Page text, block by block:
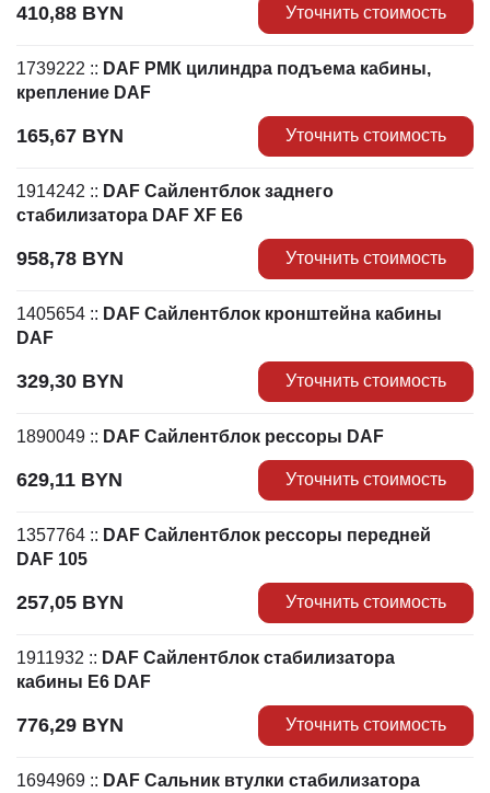
410,88 BYN Уточнить стоимость
1739222 :: DAF РМК цилиндра подъема кабины,
крепление DAF
165,67 BYN Уточнить стоимость
1914242 :: DAF Сайлентблок заднего
стабилизатора DAF XF E6
958,78 BYN Уточнить стоимость
1405654 :: DAF Сайлентблок кронштейна кабины
DAF
329,30 BYN Уточнить стоимость
1890049 :: DAF Сайлентблок рессоры DAF
629,11 BYN Уточнить стоимость
1357764 :: DAF Сайлентблок рессоры передней
DAF 105
257,05 BYN Уточнить стоимость
1911932 :: DAF Сайлентблок стабилизатора
кабины Е6 DAF
776,29 BYN Уточнить стоимость
1694969 :: DAF Сальник втулки стабилизатора